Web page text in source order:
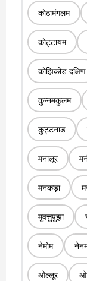
कोठामंगलम
कोट्टायम
कोझिकोड दक्षिण
कुन्नमकुलम
कुट्टनाड
मनालूर
मनकड़ा
मुवत्तुपुझा
नेमोम
ओल्लूर